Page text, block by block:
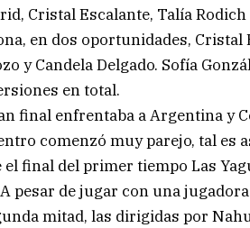
Cristal Escalante, Talía
en dos oportunidades, Cristal
y Candela Delgado. Sofía
en total.
final enfrentaba a Argentina y
comenzó muy parejo, tal es
el final del primer tiempo Las
pesar de jugar con una
mitad, las dirigidas por